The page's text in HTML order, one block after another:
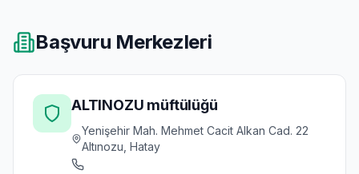
Başvuru Merkezleri
ALTINOZU müftülüğü
Yenişehir Mah. Mehmet Cacit Alkan Cad. 22
Altınozu, Hatay